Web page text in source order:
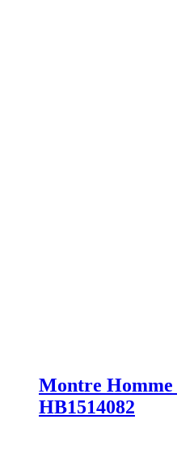
Montre Homme
HB1514082